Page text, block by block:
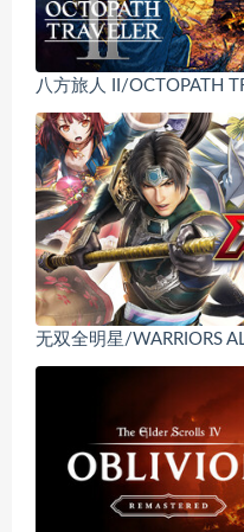
八方旅人 II/OCTOPATH
无双全明星/WARRIORS